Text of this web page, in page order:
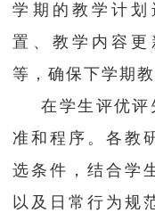
学期的教学计
置、教学内容
等，确保下学期
在学生评优
准和程序。各教
选条件，结合学
以及日常行为规